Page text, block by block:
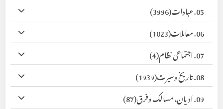
05. عبادات
(3996)
06. معاملات
(1023)
07. اجتماعی نظام
(4)
08. تاریخ وسیرت
(1939)
09. ادیان، مسالک وفرق
(87)